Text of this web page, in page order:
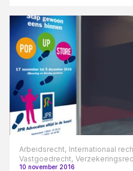
Arbeidsrecht, Internationaal
Vastgoedrecht,
10 november 2016